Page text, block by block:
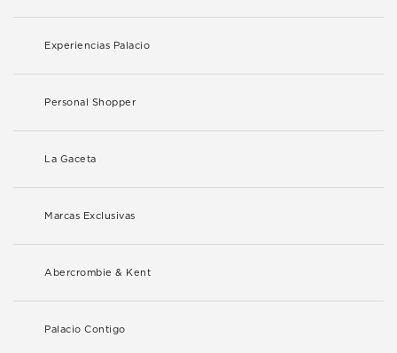
Experiencias Palacio
Personal Shopper
La Gaceta
Marcas Exclusivas
Abercrombie & Kent
Palacio Contigo